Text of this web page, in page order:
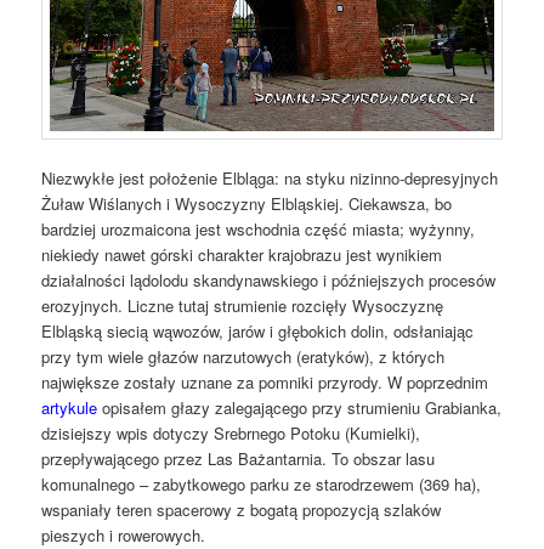
Niezwykłe jest położenie Elbląga: na styku nizinno-depresyjnych
Żuław Wiślanych i Wysoczyzny Elbląskiej. Ciekawsza, bo
bardziej urozmaicona jest wschodnia część miasta; wyżynny,
niekiedy nawet górski charakter krajobrazu jest wynikiem
działalności lądolodu skandynawskiego i późniejszych procesów
erozyjnych. Liczne tutaj strumienie rozcięły Wysoczyznę
Elbląską siecią wąwozów, jarów i głębokich dolin, odsłaniając
przy tym wiele głazów narzutowych (eratyków), z których
największe zostały uznane za pomniki przyrody. W poprzednim
artykule opisałem głazy zalegającego przy strumieniu Grabianka,
dzisiejszy wpis dotyczy Srebrnego Potoku (Kumielki),
przepływającego przez Las Bażantarnia. To obszar lasu
komunalnego – zabytkowego parku ze starodrzewem (369 ha),
wspaniały teren spacerowy z bogatą propozycją szlaków
pieszych i rowerowych.